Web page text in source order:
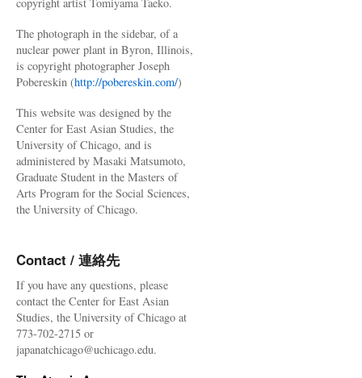
The photograph in the sidebar, of a
nuclear power plant in Byron, Illinois,
is copyright photographer Joseph
Pobereskin (http://pobereskin.com/)
This website was designed by the
Center for East Asian Studies, the
University of Chicago, and is
administered by Masaki Matsumoto,
Graduate Student in the Masters of
Arts Program for the Social Sciences,
the University of Chicago.
Contact / 連絡先
If you have any questions, please
contact the Center for East Asian
Studies, the University of Chicago at
773-702-2715 or
japanatchicago@uchicago.edu.